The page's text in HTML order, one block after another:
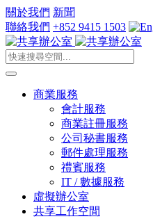
關於我們 新聞
聯絡我們 +852 9415 1503
商業服務
會計服務
商業註冊服務
公司秘書服務
郵件處理服務
禮賓服務
IT / 數據服務
虛擬辦公室
共享工作空間